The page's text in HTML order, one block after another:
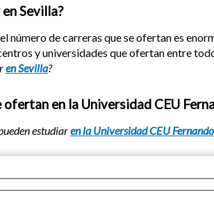
Sevilla?
número de carreras que se ofertan es
y universidades que ofertan entre
en Sevilla?
en la Universidad CEU
estudiaren la Universidad CEU